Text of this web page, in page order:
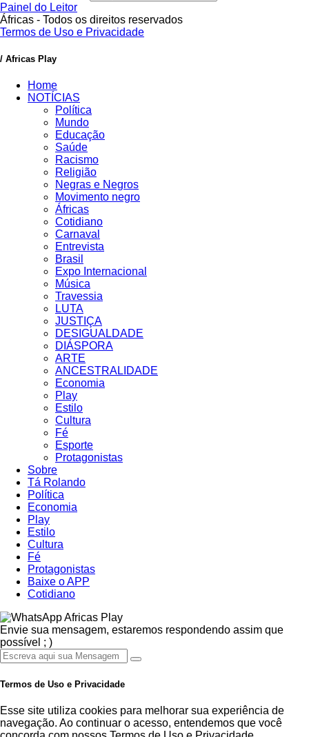
Painel do Leitor
Áfricas - Todos os direitos reservados
Termos de Uso e Privacidade
/ Africas Play
Home
NOTÍCIAS
Política
Mundo
Educação
Saúde
Racismo
Religião
Negras e Negros
Movimento negro
Áfricas
Cotidiano
Carnaval
Entrevista
Brasil
Expo Internacional
Música
Travessia
LUTA
JUSTIÇA
DESIGUALDADE
DIÁSPORA
ARTE
ANCESTRALIDADE
Economia
Play
Estilo
Cultura
Fé
Esporte
Protagonistas
Sobre
Tá Rolando
Política
Economia
Play
Estilo
Cultura
Fé
Protagonistas
Baixe o APP
Cotidiano
Africas Play
Envie sua mensagem, estaremos respondendo assim que
possível ; )
Termos de Uso e Privacidade
Esse site utiliza cookies para melhorar sua experiência de
navegação. Ao continuar o acesso, entendemos que você